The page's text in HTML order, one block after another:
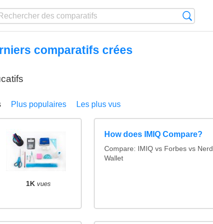
comparatifs crées
Plus populaires Les plus vus
1K vues
How does IMIQ Compare?
Compare: IMIQ vs Forbes vs Nerd
Wallet